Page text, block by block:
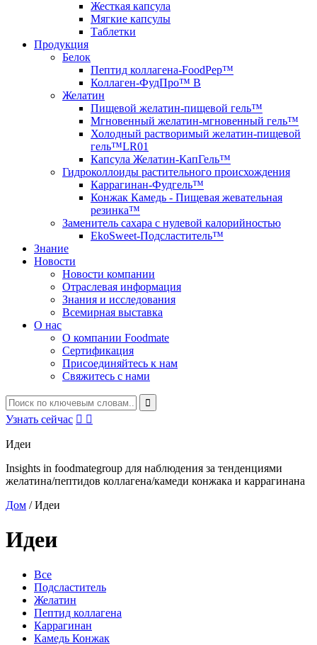
Жесткая капсула
Мягкие капсулы
Таблетки
Продукция
Белок
Пептид коллагена-FoodPep™
Коллаген-ФудПро™ В
Желатин
Пищевой желатин-пищевой гель™
Мгновенный желатин-мгновенный гель™
Холодный растворимый желатин-пищевой
гель™LR01
Капсула Желатин-КапГель™
Гидроколлоиды растительного происхождения
Каррагинан-Фудгель™
Конжак Камедь - Пищевая жевательная
резинка™
Заменитель сахара с нулевой калорийностью
EkoSweet-Подсластитель™
Знание
Новости
Новости компании
Отраслевая информация
Знания и исследования
Всемирная выставка
О нас
О компании Foodmate
Сертификация
Присоединяйтесь к нам
Свяжитесь с нами
Узнать сейчас  
Идеи
Insights in foodmategroup для наблюдения за тенденциями
желатина/пептидов коллагена/камеди конжака и каррагинана
Дом /Идеи
Идеи
Все
Подсластитель
Желатин
Пептид коллагена
Каррагинан
Камедь Конжак